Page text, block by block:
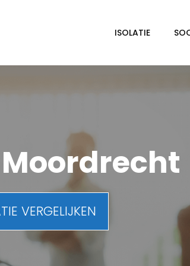
ISOLATIE
VERGELIJKEN